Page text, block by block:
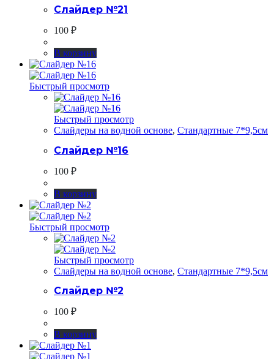
Слайдер №21
100 ₽
В корзину
Быстрый просмотр
Быстрый просмотр
Слайдеры на водной основе, Стандартные 7*9,5см
Слайдер №16
100 ₽
В корзину
Быстрый просмотр
Быстрый просмотр
Слайдеры на водной основе, Стандартные 7*9,5см
Слайдер №2
100 ₽
В корзину